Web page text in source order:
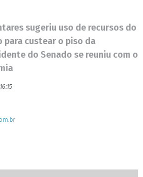
sugeriu uso de recursos do
para custear o piso da
do Senado se reuniu com o